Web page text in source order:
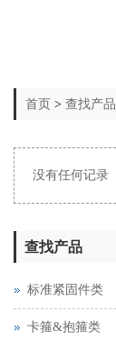
首页 > 查找产品
没有任何记录
查找产品
标准紧固件类
卡箍&抱箍类